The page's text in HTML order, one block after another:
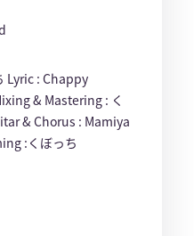
Lyric : Chappy
& Mastering : く
& Chorus : Mamiya
:くぼっち